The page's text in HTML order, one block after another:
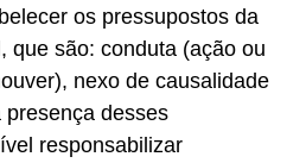
os pressupostos da
que são: conduta (ação ou
nexo de causalidade
desses
responsabilizar